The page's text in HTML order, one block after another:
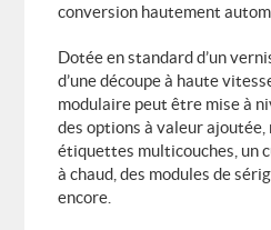
conversion hautement
Dotée en standard d’un
d’une découpe à haute
modulaire peut être mise à
des options à valeur ajoutée,
étiquettes multicouches, un
à chaud, des modules de
encore.